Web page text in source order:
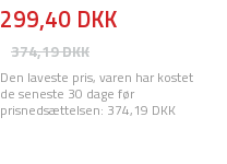
374,19 DKK
299,40 DKK
Den laveste pris, varen har kostet
de seneste 30 dage før
prisnedsættelsen: 374,19 DKK